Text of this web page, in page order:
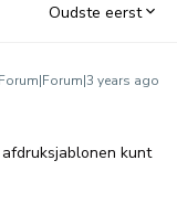
Oudste eerst
Forum|Forum|3 years ago
kunt